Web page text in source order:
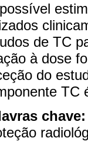
de TC
à dose
do
TC
chave: